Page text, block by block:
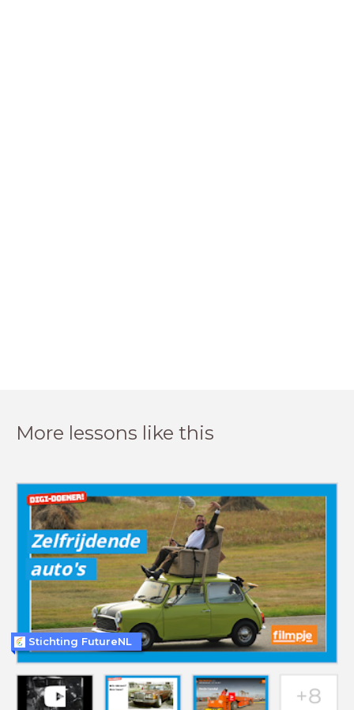
More lessons like this
Stichting FutureNL